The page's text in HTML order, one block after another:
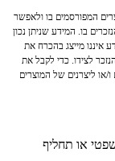
המפורסמים בו ולאפשר
בו. המידע שניתן נכון
איננו מייצג בהכרח את
לצידו. כדי לקבל את
או ליצרנים של המוצרים
או תחליף